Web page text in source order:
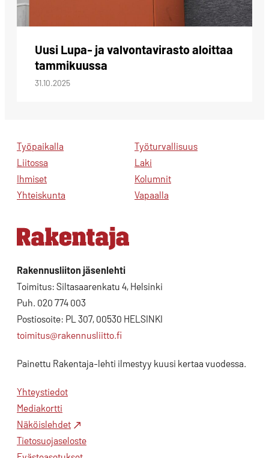
Uusi Lupa- ja valvontavirasto aloittaa
tammikuussa
31.10.2025
Työpaikalla
Liitossa
Ihmiset
Yhteiskunta
Työturvallisuus
Laki
Kolumnit
Vapaalla
Rakennusliiton jäsenlehti
Toimitus: Siltasaarenkatu 4, Helsinki
Puh. 020 774 003
Postiosoite: PL 307, 00530 HELSINKI
toimitus@rakennusliitto.fi
Painettu Rakentaja-lehti ilmestyy kuusi kertaa vuodessa.
Yhteystiedot
Mediakortti
Näköislehdet
Tietosuojaseloste